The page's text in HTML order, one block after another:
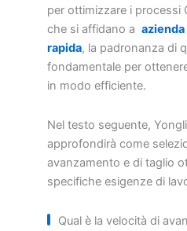
per ottimizzare i processi
che si affidano a
rapida, la padronanza di
fondamentale per
in modo efficiente.
Nel testo seguente,
approfondirà come
avanzamento e di taglio
specifiche esigenze di
Qual è la velocità di